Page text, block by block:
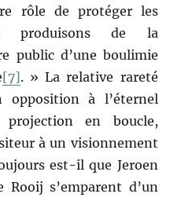
rôle de protéger les
produisons de la
public d’une boulimie
[7]. » La relative rareté
à l’éternel
en boucle,
à un visionnement
est-il que Jeroen
s’emparent d’un